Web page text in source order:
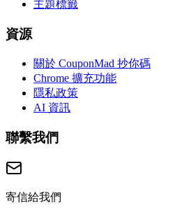
主題標籤
資源
關於 CouponMad 抄你碼
Chrome 擴充功能
隱私政策
AI 資訊
聯繫我們
寄信給我們